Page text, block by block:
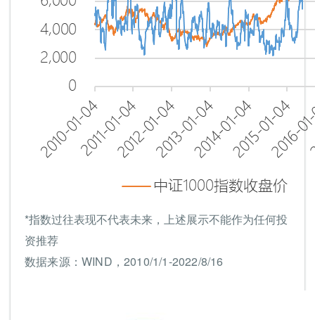
*指数过往表现不代表未来，上述展示不能作为任何投
资推荐
数据来源：WIND，2010/1/1-2022/8/16